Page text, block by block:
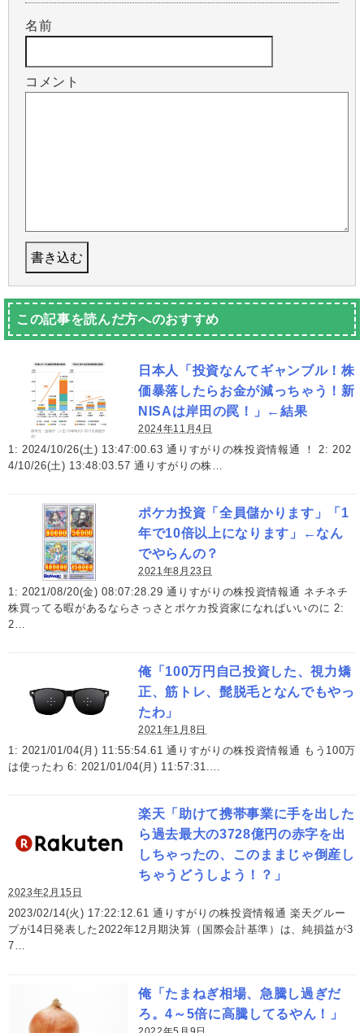
名前
コメント
この記事を読んだ方へのおすすめ
日本人「投資なんてギャンブル！株
価暴落したらお金が減っちゃう！新
NISAは岸田の罠！」←結果
2024年11月4日
1: 2024/10/26(土) 13:47:00.63 通りすがりの株投資情報通 ！ 2: 202
4/10/26(土) 13:48:03.57 通りすがりの株…
ポケカ投資「全員儲かります」「1
年で10倍以上になります」←なん
でやらんの？
2021年8月23日
1: 2021/08/20(金) 08:07:28.29 通りすがりの株投資情報通 ネチネチ
株買ってる暇があるならさっさとポケカ投資家になればいいのに 2:
2…
俺「100万円自己投資した、視力矯
正、筋トレ、髭脱毛となんでもやっ
たわ」
2021年1月8日
1: 2021/01/04(月) 11:55:54.61 通りすがりの株投資情報通 もう100万
は使ったわ 6: 2021/01/04(月) 11:57:31.…
楽天「助けて携帯事業に手を出した
ら過去最大の3728億円の赤字を出
しちゃったの、このままじゃ倒産し
ちゃうどうしよう！？」
2023年2月15日
2023/02/14(火) 17:22:12.61 通りすがりの株投資情報通 楽天グルー
プが14日発表した2022年12月期決算（国際会計基準）は、純損益が3
7…
俺「たまねぎ相場、急騰し過ぎだ
ろ。4～5倍に高騰してるやん！」